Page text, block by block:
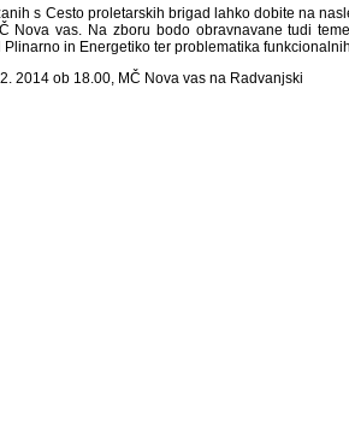
s Cesto proletarskih brigad lahko dobite na
Nova vas. Na zboru bodo obravnavane tudi
Plinarno in Energetiko ter problematika
2014 ob 18.00, MČ Nova vas na Radvanjski